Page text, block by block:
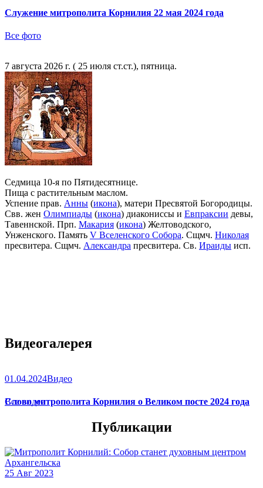
Служение митрополита Корнилия 22 мая 2024 года
Все фото
7 августа 2026 г. ( 25 июля ст.ст.), пятница.
Седмица 10-я по Пятидесятнице.
Пища с растительным маслом.
Успение прав. Анны (икона), матери Пресвятой Богородицы.
Свв. жен Олимпиады (икона) диакониссы и Евпраксии девы,
Тавеннской. Прп. Макария (икона) Желтоводского,
Унженского. Память V Вселенского Собора. Сщмч. Николая
пресвитера. Сщмч. Александра пресвитера. Св. Ираиды исп.
Видеогалерея
01.04.2024Видео
Слово митрополита Корнилия о Великом посте 2024 года
Все видео
Публикации
25 Авг 2023